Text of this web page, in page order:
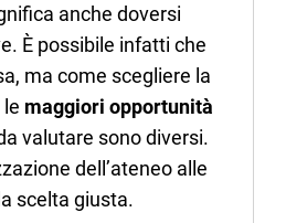
anche doversi
È possibile infatti che
ma come scegliere la
maggiori opportunità
valutare sono diversi.
dell’ateneo alle
scelta giusta.